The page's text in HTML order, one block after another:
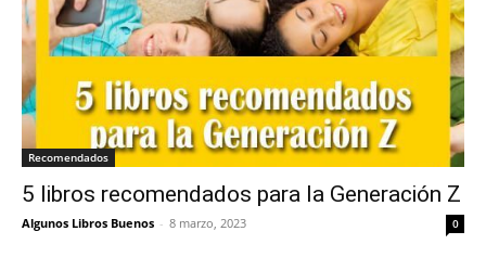
Recomendados
5 libros recomendados para la Generación Z
Algunos Libros Buenos - 8 marzo, 2023 0